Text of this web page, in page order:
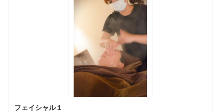
フェイシャル１